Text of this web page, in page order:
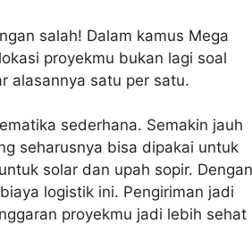
salah! Dalam kamus Mega
proyekmu bukan lagi soal
alasannya satu per satu.
sederhana. Semakin jauh
seharusnya bisa dipakai untuk
solar dan upah sopir. Dengan
logistik ini. Pengiriman jadi
proyekmu jadi lebih sehat